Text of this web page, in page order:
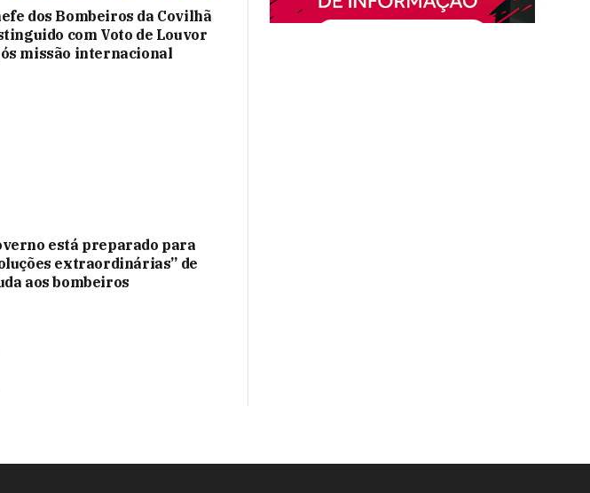
dos Bombeiros da Covilhã
com Voto de Louvor
missão internacional
está preparado para
extraordinárias” de
aos bombeiros